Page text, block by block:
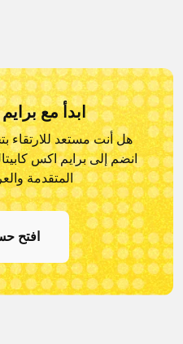
ابدأ مع
هل أنت مستعد للارتقاء
انضم إلى برايم اكس
المتقدمة
افتح